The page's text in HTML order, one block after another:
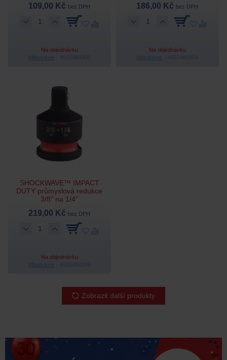
109,00 Kč bez DPH
Na objednávku
186,00 Kč bez DPH
Na objednávku
SHOCKWAVE™ IMPACT
DUTY průmyslová redukce
3/8" na 1/4"
219,00 Kč bez DPH
Na objednávku
Zobrazit další produkty